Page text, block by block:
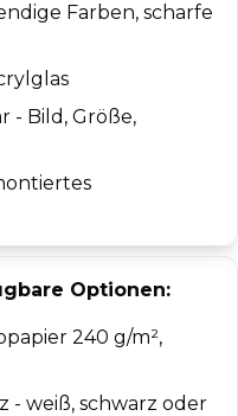
Farben, scharfe
- Bild, Größe,
Optionen:
240 g/m²,
- weiß, schwarz oder